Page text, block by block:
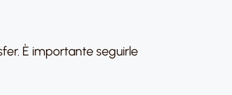
È importante seguirle